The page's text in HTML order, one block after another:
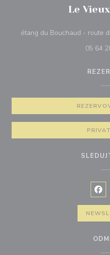
Le
étang du Bouchaud - route
05 64